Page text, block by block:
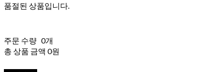
품절된 상품입니다.
주문 수량 0개
총 상품 금액 0원